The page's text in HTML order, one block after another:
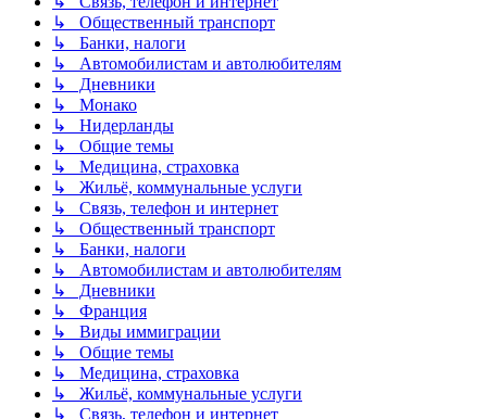
↳ Общественный транспорт
↳ Банки, налоги
↳ Автомобилистам и автолюбителям
↳ Дневники
↳ Монако
↳ Нидерланды
↳ Общие темы
↳ Медицина, страховка
↳ Жильё, коммунальные услуги
↳ Связь, телефон и интернет
↳ Общественный транспорт
↳ Банки, налоги
↳ Автомобилистам и автолюбителям
↳ Дневники
↳ Франция
↳ Виды иммиграции
↳ Общие темы
↳ Медицина, страховка
↳ Жильё, коммунальные услуги
↳ Связь, телефон и интернет